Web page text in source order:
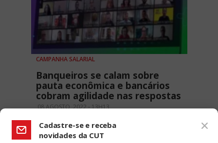
CAMPANHA SALARIAL
Banqueiros se calam sobre
pauta econômica e bancários
cobram agilidade nas respostas
08 AGOSTO, 2022 - 13H13
Cadastre-se e receba
novidades da CUT